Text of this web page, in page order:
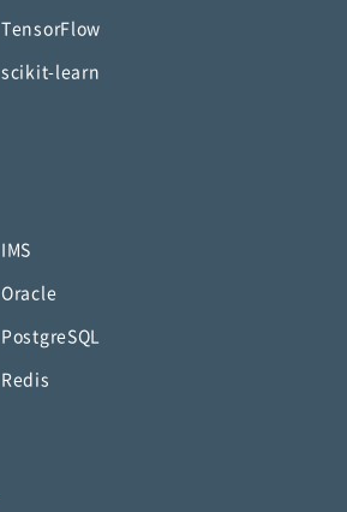
TensorFlow
scikit-learn
IMS
Oracle
PostgreSQL
Redis